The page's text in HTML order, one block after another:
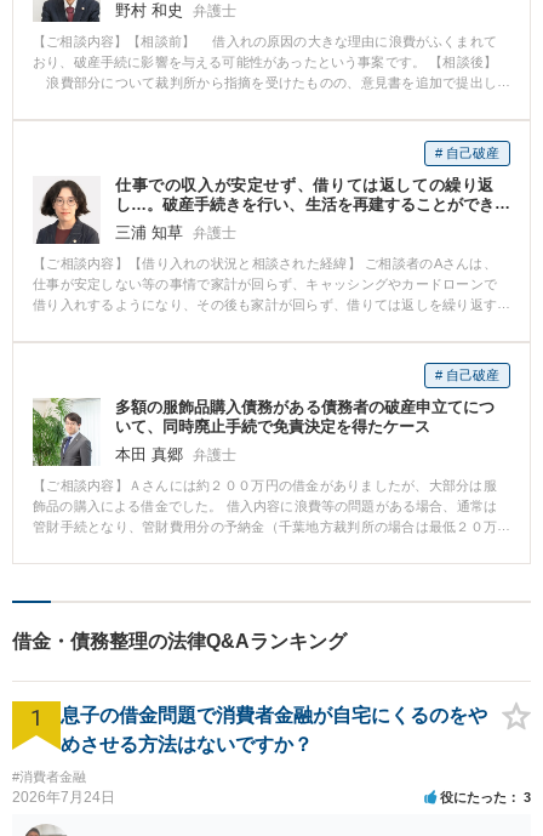
野村 和史 弁護士
【ご相談内容】【相談前】 借入れの原因の大きな理由に浪費がふくまれて
おり、破産手続に影響を与える可能性があったという事案です。 【相談後】
浪費部分について裁判所から指摘を受けたものの、意見書を追加で提出し
メント】 そもそも破産手続には、借金をなくさないことを原則とする事情
（「免責不許可事由」といいます）があります。 そして，免責不許可事由
には浪費が含まれています。 浪費による破産手続においては、「管財人」
という裁判所が選任した弁護士により借金をなくすことが相当であるか否か
の調査が行われることになります（管財人が選任されずに進む手続きを「同
時廃止手続き」といいます。）。 また、借入れの金額が大きい場合（住宅
ローンや保証債務のように使途が明らかな場合を除く）にも、借入れの経緯
を調査するために管財人が選任されます。 管財人が選任されるということ
は、破産を申し立てるための弁護士とは別に、裁判所が調査のために弁護士
を選任するということです。そのため、弁護士の費用として別途原則２０万
の弁護士としては、「浪費」にあたらないことや「調査が不要であること」
を裁判所に示し、同時廃止とすることで申立人の費用負担を減らしていくこ
とが考えられます。 では、そもそも「浪費」とはどういうことなの
か・・・？ということが問題になります。毎月の手取り額は人によって違い
ます。月1万円を除いて生活費にあてる必要がある方と、月１０万円をのぞい
場合の重みは大きく変わってきます。 つまり、「浪費」といっても、個々
人によってどこまでが浪費に該当するかが変わってくるということです。ま
た、現在の収入状況では「浪費」に該当するが、借入れ当時の収入状況では
ができなくなってしまったという場合に、その借入れが「浪費」にあたるか
と思いますが、借入れ当時の収入を示すなどして、借入れの当時には余裕の
ることで、「浪費」ではない⇒管財人を選任する必要がない⇒管財人の費用
を負担しなくて済む場合があるということになります。 また、借金の金額
が大きいとしても、遅延損害金が大半を占めている（厳密にいうと語弊があ
りますが，支払いが遅れて利息が膨らみ続けている状況と考えてくださ
もありますが）本来の借入金額を示すことで、借金の理由を詳細に調査しな
くて済むということに繋がります。 以上のように、借金が「浪費」であ
る、借金が「多額」である場合であっても、説明が十分であれば、裁判所は
# 自己破産
仕事での収入が安定せず、借りては返しての繰り返
し…。破産手続きを行い、生活を再建することができ
た事案
三浦 知草 弁護士
【ご相談内容】【借り入れの状況と相談された経緯】 ご相談者のAさんは、
仕事が安定しない等の事情で家計が回らず、キャッシングやカードローンで
借り入れするようになり、その後も家計が回らず、借りては返しを繰り返す
っているカードを限度額いっぱいまで使うようになってしまい、それ以上返
済することが困難であると考え、当事務所にご相談にいらっしゃいました。
【弁護士の活動内容と活動結果】 弁護士がAさんの借り入れ状況や収支等を
検討し、借金を返済していくことが困難であると判断、破産手続きのご依頼
を受けることとなりました。 Aさんに資産がなかったため、弁護士費用は
月々の分割で積み立てていただき、その間にAさんの財産調査や借入金等の調
査を行い、ご依頼から約4か月後に破産手続きの申し立てをしました。 その
後、破産手続きが終了し、免責許可もなされたことでAさんは無事生活再建す
ることができ、人生の新たなスタートを切ることができました。
# 自己破産
多額の服飾品購入債務がある債務者の破産申立てにつ
いて、同時廃止手続で免責決定を得たケース
本田 真郷 弁護士
【ご相談内容】Ａさんには約２００万円の借金がありましたが、大部分は服
飾品の購入による借金でした。 借入内容に浪費等の問題がある場合、通常は
管財手続となり、管財費用分の予納金（千葉地方裁判所の場合は最低２０万
現実的ではありませんでした。 そこで、Ａさんに関しては、破産準備段階で
の医師の診断書取得などの準備を行い、裁判所に対し、同時廃止手続での処
理を希望することにしました。 この結果、Ａさんは同時廃止手続によって破
借金・債務整理の法律Q&Aランキング
1
息子の借金問題で消費者金融が自宅にくるのをや
めさせる方法はないですか？
#消費者金融
2026年7月24日 役にたった 3